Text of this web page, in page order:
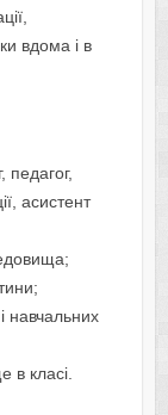
вдома і в
педагог,
асистент
навчальних
в класі.